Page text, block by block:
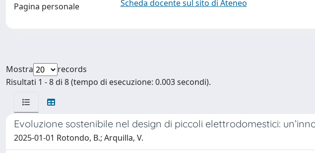
Pagina personale Scheda docente sul sito di Ateneo
Mostra
records
Risultati 1 - 8 di 8 (tempo di esecuzione: 0.003 secondi).
Evoluzione sostenibile nel design di piccoli elettrodomestici:
2025-01-01 Rotondo, B.; Arquilla, V.